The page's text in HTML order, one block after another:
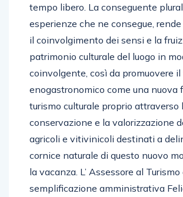
tempo libero. La conseguente
esperienze che ne consegue,
il coinvolgimento dei sensi e la
patrimonio culturale del luogo in
coinvolgente, così da promuovere il
enogastronomico come una nuova
turismo culturale proprio attraverso
conservazione e la valorizzazione
agricoli e vitivinicoli destinati a
cornice naturale di questo nuovo
la vacanza. L’ Assessore al
semplificazione amministrativa